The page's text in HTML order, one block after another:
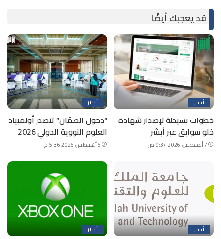
قد يعجبك أيضًا
أخبار
خطوات بسيطة لإصدار شهادة
خلو سوابق عبر أبشر
7 أغسطس، 2026 9:34 ص
أخبار
“دحول الصمّان” تتصدر أولمبياد
العلوم النووية الدولي 2026
6 أغسطس، 2026 5:36 م
أخبار أخبار